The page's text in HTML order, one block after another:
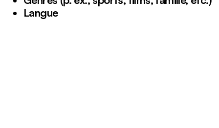
Langue